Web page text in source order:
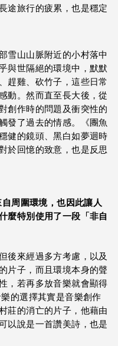
途旅行的疲累，也是穩定
雪山山脈附近的小村落中
與世隔絕的環境中，默默
趕雞、砍竹子，這些日常
動。然而直至長大後，從
創作時的問題及衝突性的
發了過去的情感。《團魚
健的鏡頭、黑白如夢迴時
於回憶的致意，也是反思
周圍環境，也因此讓人
麼特別使用了一段「非自
後來經過多方考慮，以及
片子，而且環境本身的聲
，若再多放音樂就會顯得
的選擇其實是音樂創作
莊的消亡的片子，他藉由
以說是一首讚美詩，也是